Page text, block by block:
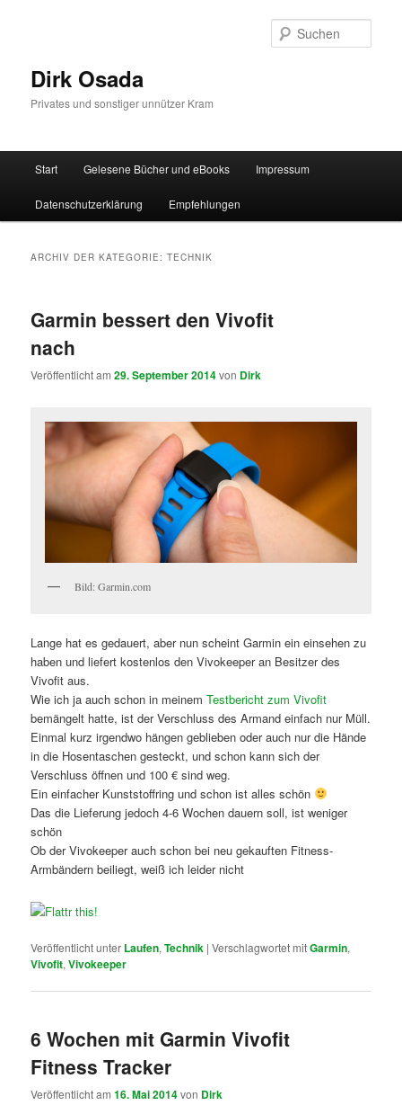
Dirk Osada
Privates und sonstiger unnützer Kram
Start Gelesene Bücher und eBooks Impressum
Datenschutzerklärung Empfehlungen
ARCHIV DER KATEGORIE:TECHNIK
Garmin bessert den Vivofit
nach
Veröffentlicht am29. September 2014von Dirk
Bild: Garmin.com
Lange hat es gedauert, aber nun scheint Garmin ein einsehen zu
haben und liefert kostenlos den Vivokeeper an Besitzer des
Vivofit aus.
Wie ich ja auch schon in meinemTestbericht zum Vivofit
bemängelt hatte, ist der Verschluss des Armand einfach nur Müll.
Einmal kurz irgendwo hängen geblieben oder auch nur die Hände
in die Hosentaschen gesteckt, und schon kann sich der
Verschluss öffnen und 100 € sind weg.
Ein einfacher Kunststoffring und schon ist alles schön
Das die Lieferung jedoch 4-6 Wochen dauern soll, ist weniger
schön
Ob der Vivokeeper auch schon bei neu gekauften Fitness-
Armbändern beiliegt, weiß ich leider nicht
Veröffentlicht unter Laufen,Technik |Verschlagwortet mitGarmin,
Vivofit,Vivokeeper
6 Wochen mit Garmin Vivofit
Fitness Tracker
Veröffentlicht am16. Mai 2014von Dirk